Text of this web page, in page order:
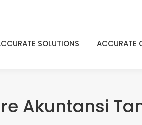
SOLUTIONS ACCURATE
Akuntansi